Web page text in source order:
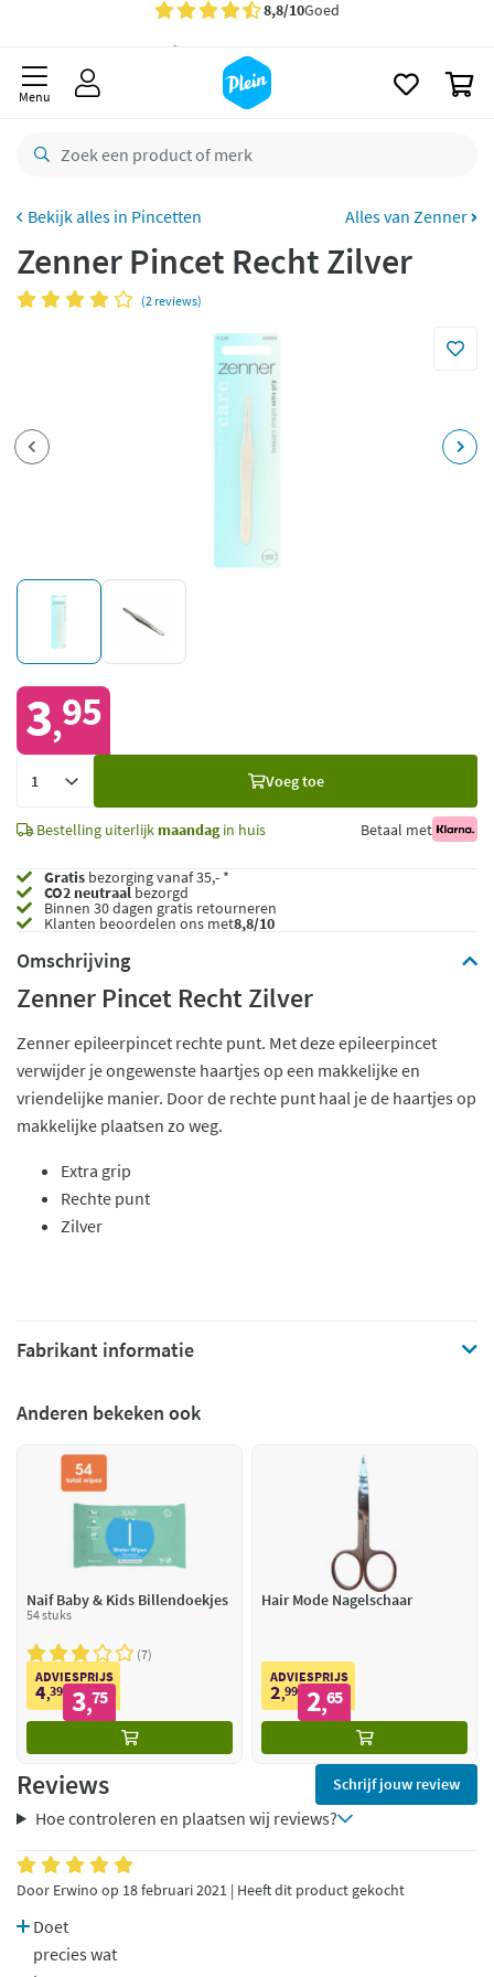
Gratisbezorging vanaf 35,- *
Bestelling uiterlijkmaandag
Gratisretourneren
Betaal met Klarna
Menu
Pincetten Alles van Zenner
Zenner Pincet Recht Zilver
(2 reviews)
3,95
Voeg toe
Bestelling uiterlijk maandagin huis Betaal met
Gratis bezorging vanaf 35,- *
CO2 neutraalbezorgd
Binnen 30 dagen gratis retourneren
Klanten beoordelen ons met8,8/10
Omschrijving
Zenner Pincet Recht Zilver
Zenner epileerpincet rechte punt. Met deze epileerpincet
verwijder je ongewenste haartjes op een makkelijke en
vriendelijke manier. Door de rechte punt haal je de haartjes op
makkelijke plaatsen zo weg.
Extra grip
Rechte punt
Zilver
Fabrikant informatie
Anderen bekeken ook
Naif Baby & Kids Billendoekjes
54 stuks
7
ADVIESPRIJS
4,39 3,75
Hair Mode Nagelschaar
ADVIESPRIJS
2,99 2,65
Reviews Schrijf jouw review
Hoe controleren en plaatsen wij reviews?
Door Erwino op 18 februari 2021 | Heeft dit product gekocht
Doet
precies wat